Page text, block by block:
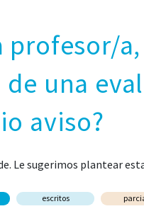
profesor/
de una
aviso?
Le sugerimos plantear
escritos